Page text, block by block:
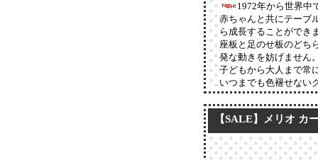
1972年から世界中
赤ちゃんと共にテーブ
ら成長することができ
座板と足のせ板のどち
発な動きを妨げません
子どもから大人まで常
いつまでも色褪せない
【SALE】メリオ カ